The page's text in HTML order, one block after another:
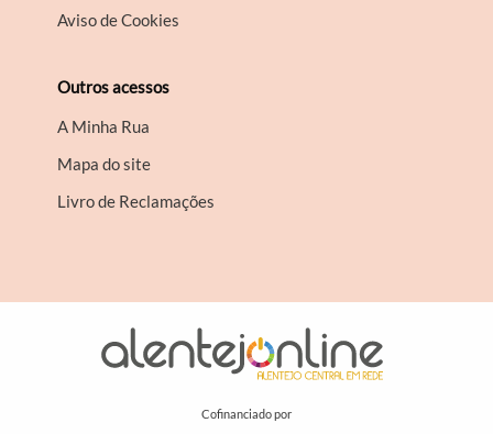
Aviso de Cookies
Outros acessos
A Minha Rua
Mapa do site
Livro de Reclamações
Cofinanciado por